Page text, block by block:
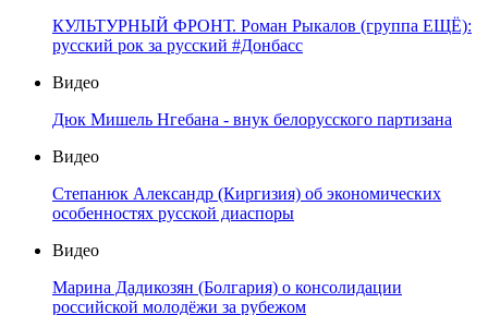
КУЛЬТУРНЫЙ ФРОНТ. Роман Рыкалов (группа ЕЩЁ):
русский рок за русский #Донбасс
Видео
Дюк Мишель Нгебана - внук белорусского партизана
Видео
Степанюк Александр (Киргизия) об экономических
особенностях русской диаспоры
Видео
Марина Дадикозян (Болгария) о консолидации
российской молодёжи за рубежом